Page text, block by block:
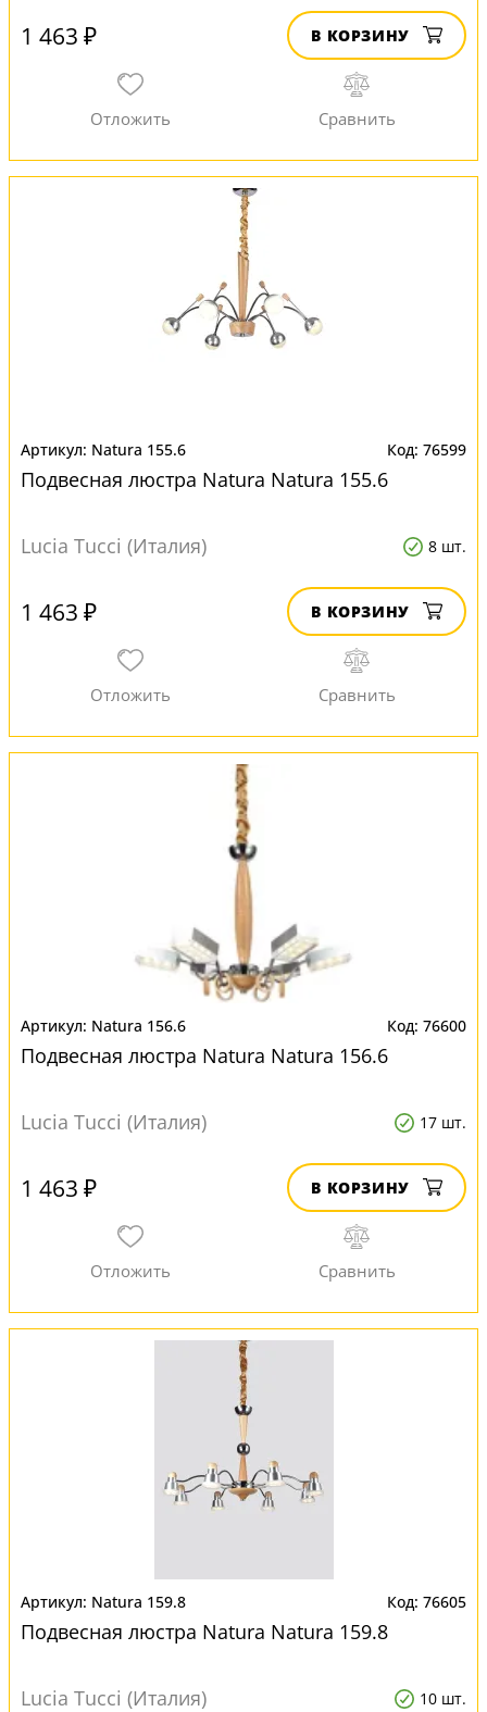
1 463 ₽ В КОРЗИНУ
Natura 155.6 76599
Подвесная люстра Natura Natura 155.6
Lucia Tucci (Италия) 8 шт.
1 463 ₽ В КОРЗИНУ
Natura 156.6 76600
Подвесная люстра Natura Natura 156.6
Lucia Tucci (Италия) 17 шт.
1 463 ₽ В КОРЗИНУ
Natura 159.8 76605
Подвесная люстра Natura Natura 159.8
Lucia Tucci (Италия) 10 шт.